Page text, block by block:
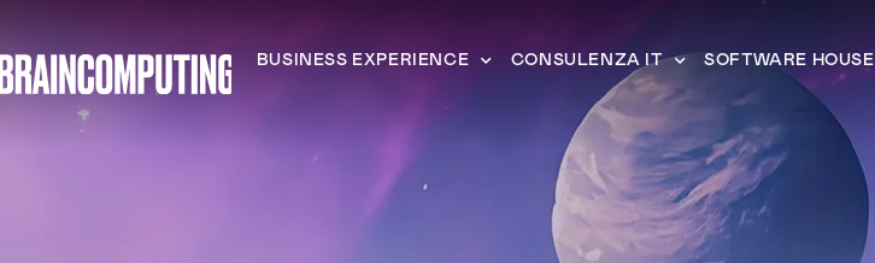
BUSINESS EXPERIENCE CONSULENZA IT SOFTWARE HOUSE